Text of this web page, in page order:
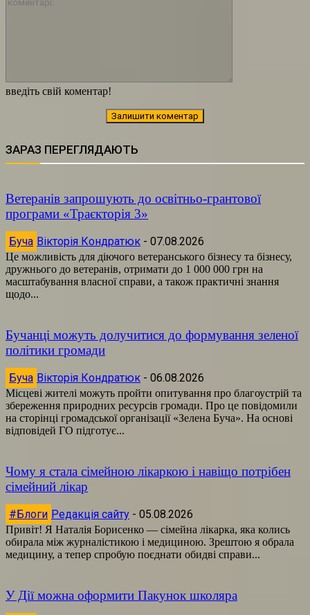
введіть свій коментар!
ЗАРАЗ ПЕРЕГЛЯДАЮТЬ
Ветеранів запрошують до освітньо-грантової
програми «Траєкторія 3»
Буча Вікторія Кондратюк - 07.08.2026
Це можливість для діючого ветеранського бізнесу та бізнесу,
дружнього до ветеранів, отримати до 1 000 000 грн на
масштабування власної справи, а також практичні знання
щодо...
Бучанці можуть долучитися до формування зеленої
політики громади
Буча Вікторія Кондратюк - 06.08.2026
Місцеві жителі можуть пройти опитування про благоустрій та
збереження природних ресурсів громади. Про це повідомили
на сторінці громадської організації «Зелена Буча». На основі
відповідей ГО підготує...
Чому я стала сімейною лікаркою і навіщо потрібен
сімейний лікар
#Блоги Редакція сайту - 05.08.2026
Привіт! Я Наталія Борисенко — сімейна лікарка, яка колись
обирала між журналістикою і медициною. Зрештою я обрала
медицину, а тепер спробую поєднати обидві справи...
У Дії можна оформити Пакунок школяра